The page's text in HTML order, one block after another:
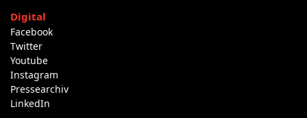
Digital
Facebook
Twitter
Youtube
Instagram
Pressearchiv
LinkedIn